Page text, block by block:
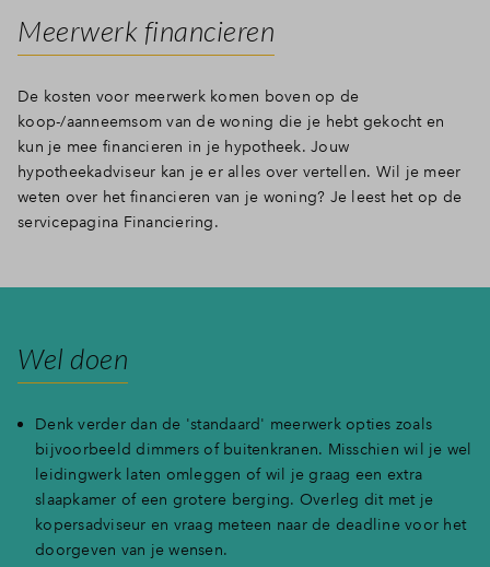
Meerwerk financieren
De kosten voor meerwerk komen boven op de
koop-/aanneemsom van de woning die je hebt gekocht en
kun je mee financieren in je hypotheek. Jouw
hypotheekadviseur kan je er alles over vertellen. Wil je meer
weten over het financieren van je woning? Je leest het op de
servicepagina Financiering.
Wel doen
Denk verder dan de 'standaard' meerwerk opties zoals
bijvoorbeeld dimmers of buitenkranen. Misschien wil je wel
leidingwerk laten omleggen of wil je graag een extra
slaapkamer of een grotere berging. Overleg dit met je
kopersadviseur en vraag meteen naar de deadline voor het
doorgeven van je wensen.